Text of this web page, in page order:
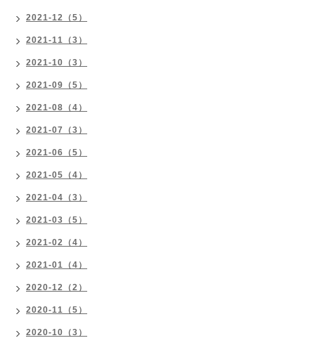
2021-12（5）
2021-11（3）
2021-10（3）
2021-09（5）
2021-08（4）
2021-07（3）
2021-06（5）
2021-05（4）
2021-04（3）
2021-03（5）
2021-02（4）
2021-01（4）
2020-12（2）
2020-11（5）
2020-10（3）